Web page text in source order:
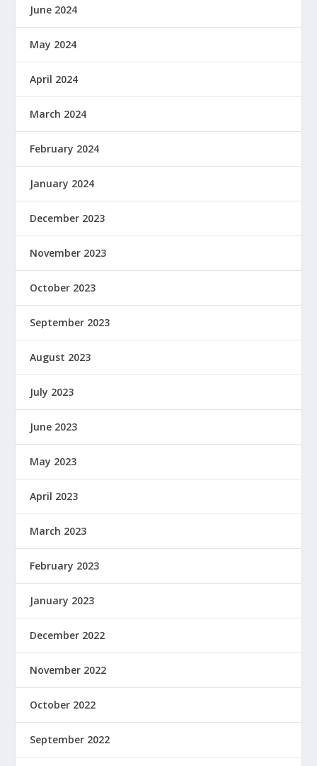
June 2024
May 2024
April 2024
March 2024
February 2024
January 2024
December 2023
November 2023
October 2023
September 2023
August 2023
July 2023
June 2023
May 2023
April 2023
March 2023
February 2023
January 2023
December 2022
November 2022
October 2022
September 2022